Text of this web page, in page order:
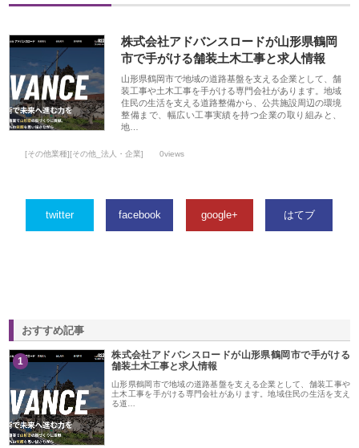
株式会社アドバンスロードが山形県鶴岡
市で手がける舗装土木工事と求人情報
山形県鶴岡市で地域の道路基盤を支える企業として、舗
装工事や土木工事を手がける専門会社があります。地域
住民の生活を支える道路整備から、公共施設周辺の環境
整備まで、幅広い工事実績を持つ企業の取り組みと、
地…
[その他業種][その他_法人・企業] 0views
twitter facebook google+ はてブ
おすすめ記事
1
株式会社アドバンスロードが山形県鶴岡市で手がける
舗装土木工事と求人情報
山形県鶴岡市で地域の道路基盤を支える企業として、舗装工事や
土木工事を手がける専門会社があります。地域住民の生活を支え
る道…